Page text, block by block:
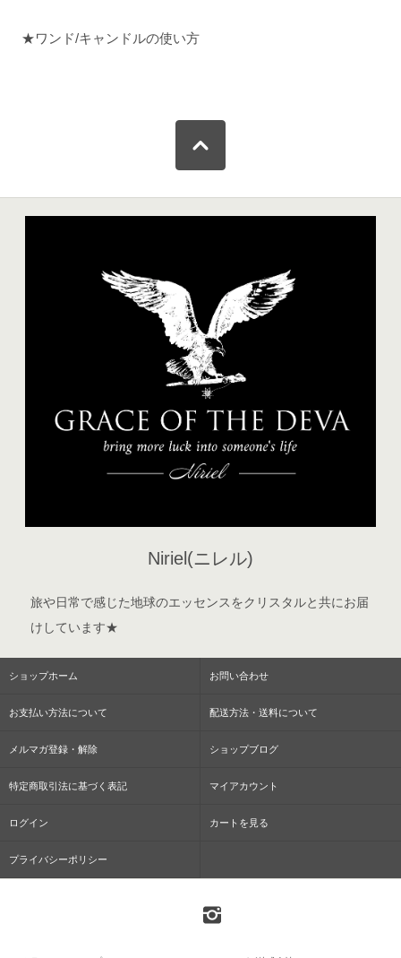
★ワンド/キャンドルの使い方
Niriel(ニレル)
旅や日常で感じた地球のエッセンスをクリスタルと共にお届
けしています★
ショップホーム お問い合わせ
お支払い方法について 配送方法・送料について
メルマガ登録・解除 ショップブログ
特定商取引法に基づく表記 マイアカウント
ログイン カートを見る
プライバシーポリシー